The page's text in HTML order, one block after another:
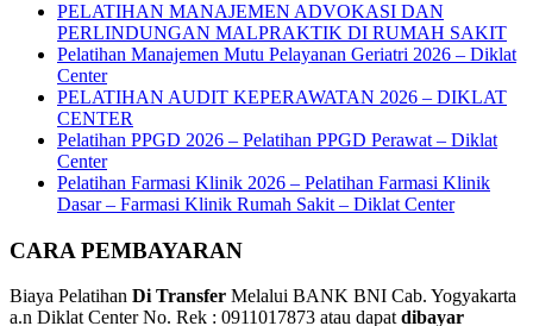
PELATIHAN MANAJEMEN ADVOKASI DAN
PERLINDUNGAN MALPRAKTIK DI RUMAH SAKIT
Pelatihan Manajemen Mutu Pelayanan Geriatri 2026 – Diklat
Center
PELATIHAN AUDIT KEPERAWATAN 2026 – DIKLAT
CENTER
Pelatihan PPGD 2026 – Pelatihan PPGD Perawat – Diklat
Center
Pelatihan Farmasi Klinik 2026 – Pelatihan Farmasi Klinik
Dasar – Farmasi Klinik Rumah Sakit – Diklat Center
CARA PEMBAYARAN
Biaya Pelatihan Di Transfer Melalui BANK BNI Cab. Yogyakarta
a.n Diklat Center No. Rek : 0911017873 atau dapatdibayar